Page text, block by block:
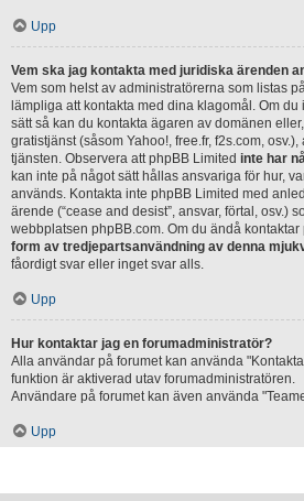
Upp
Vem ska jag kontakta med juridiska ärenden
Vem som helst av administratörerna som listas
lämpliga att kontakta med dina klagomål. Om
sätt så kan du kontakta ägaren av domänen
gratistjänst (såsom Yahoo!, free.fr, f2s.com,
tjänsten. Observera att phpBB Limited inte har
kan inte på något sätt hållas ansvariga för hur,
används. Kontakta inte phpBB Limited med
ärende (“cease and desist”, ansvar, förtal, osv.)
webbplatsen phpBB.com. Om du ändå
form av tredjepartsanvändning av denna
fåordigt svar eller inget svar alls.
Upp
Hur kontaktar jag en forumadministratör?
Alla användar på forumet kan använda
funktion är aktiverad utav forumadministratören.
Användare på forumet kan även använda
Upp